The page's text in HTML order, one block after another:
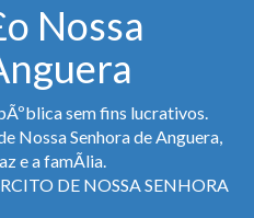
Nossa
sem fins lucrativos.
Nossa Senhora de Anguera,
e a famÃ­lia.
DE NOSSA SENHORA